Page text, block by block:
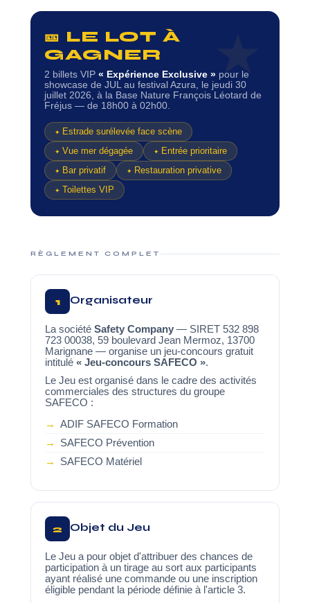
🎫 LE LOT À
GAGNER
2 billets VIP « Expérience Exclusive » pour le
showcase de JUL au festival Azura, le jeudi 30
juillet 2026, à la Base Nature François Léotard de
Fréjus — de 18h00 à 02h00.
Estrade surélevée face scène
Vue mer dégagée
Entrée prioritaire
Bar privatif
Restauration privative
Toilettes VIP
RÈGLEMENT COMPLET
1 Organisateur
La société Safety Company — SIRET 532 898
723 00038, 59 boulevard Jean Mermoz, 13700
Marignane — organise un jeu-concours gratuit
intitulé « Jeu-concours SAFECO ».
Le Jeu est organisé dans le cadre des activités
commerciales des structures du groupe
SAFECO :
ADIF SAFECO Formation
SAFECO Prévention
SAFECO Matériel
2 Objet du Jeu
Le Jeu a pour objet d'attribuer des chances de
participation à un tirage au sort aux participants
ayant réalisé une commande ou une inscription
éligible pendant la période définie à l'article 3.